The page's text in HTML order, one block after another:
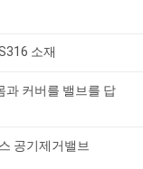
소재
과 커버를 밸브를 답
공기제거밸브